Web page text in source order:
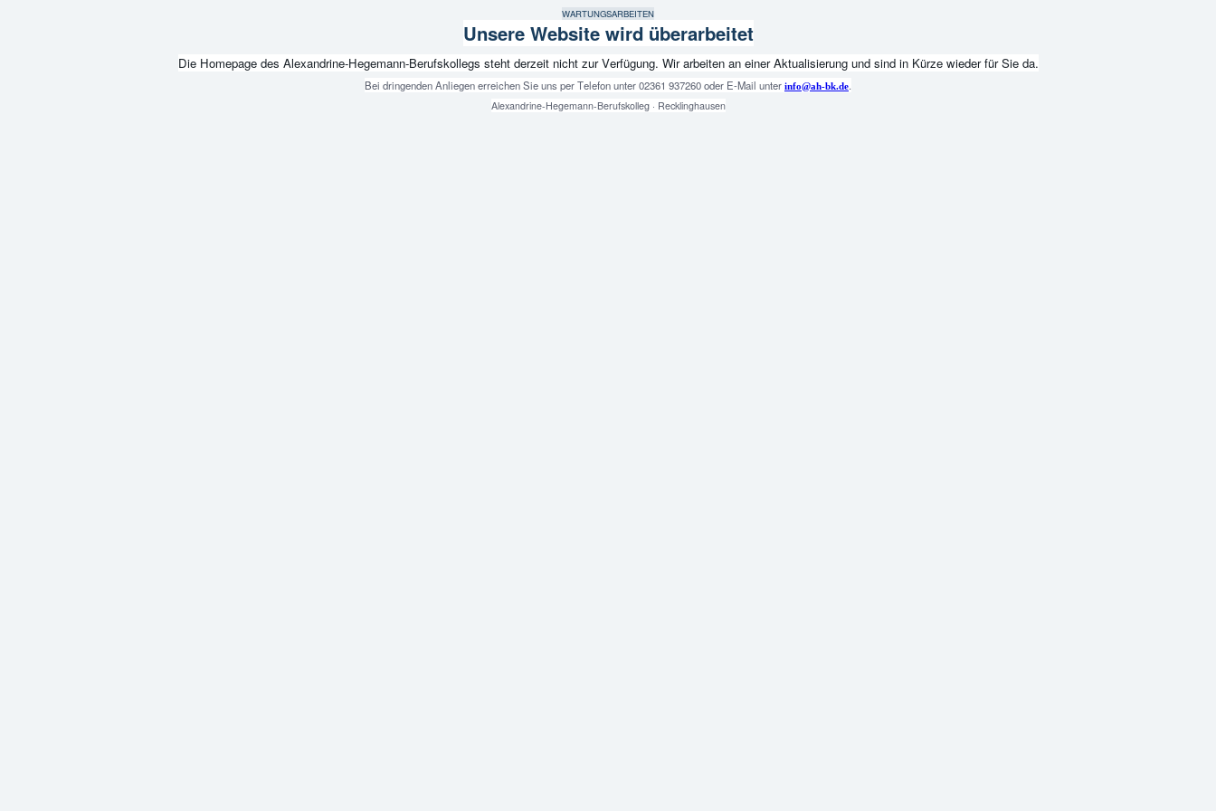
WARTUNGSARBEITEN
Unsere Website wird überarbeitet
Die Homepage des Alexandrine-Hegemann-Berufskollegs steht derzeit nicht zur Verfügung. Wir arbeiten an einer Aktualisierung und sind in Kürze wieder für Sie da.
Bei dringenden Anliegen erreichen Sie uns per Telefon unter 02361 937260 oder E-Mail unter info@ah-bk.de.
Alexandrine-Hegemann-Berufskolleg · Recklinghausen